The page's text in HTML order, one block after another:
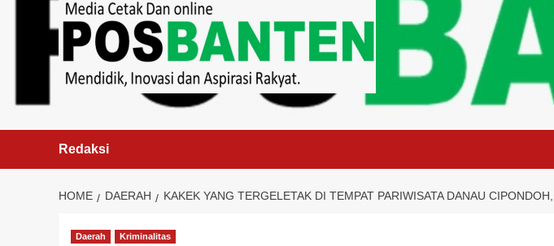
Redaksi
HOME DAERAH KAKEK YANG TERGELETAK DI TEMPAT PARIWISATA DANAU
Daerah Kriminalitas